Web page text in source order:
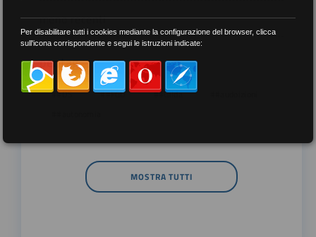
meno recenti
per tag
##DS ##FGU ##Gilda
MOSTRA TUTTI
Per disabilitare tutti i cookies mediante la configurazione del browser, clicca
sull'icona corrispondente e segui le istruzioni indicate: